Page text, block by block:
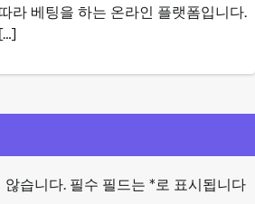
라 베팅을 하는 온라인 플랫폼입니다.
않습니다. 필수 필드는 *로 표시됩니다